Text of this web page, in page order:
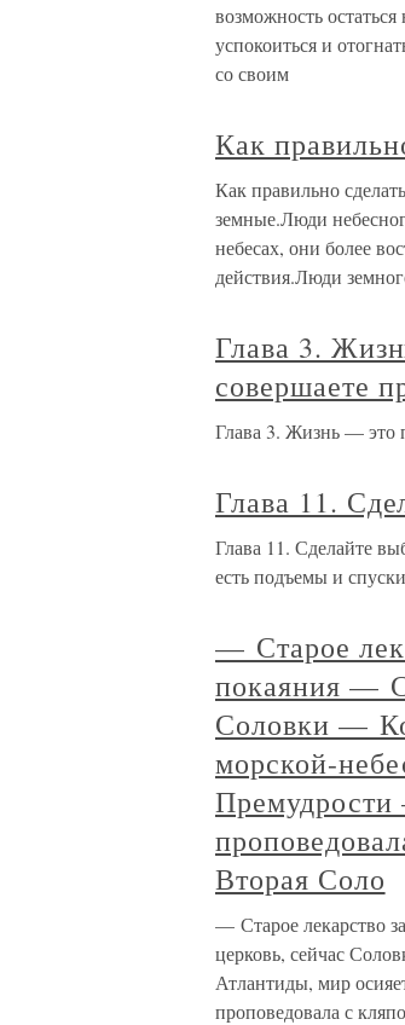
возможность
успокоиться и
со своим
Как
Как правильно
земные.Люди
небесах, они более
действия.Люди
Глава 3.
совершаете
Глава 3. Жизнь — это
Глава 11.
Глава 11. Сделайте
есть подъемы и
— Старое
покаяния —
Соловки —
морской-
Вторая Соло
— Старое лекарство
церковь, сейчас
Атлантиды, мир
проповедовала с